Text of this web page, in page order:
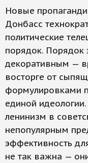
Новые
Донбасс
политические
порядок. Порядок
декоративным —
восторге от
формулировками
единой
ленинизм в
непопулярным
эффективность
не так важна —